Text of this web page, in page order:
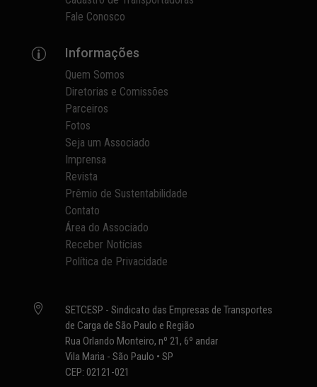
Fale Conosco
p Informações
Quem Somos
Diretorias e Comissões
Parceiros
Fotos
Seja um Associado
Imprensa
Revista
Prêmio de Sustentabilidade
Contato
Área do Associado
Receber Notícias
Política de Privacidade

SETCESP - Sindicato das Empresas de Transportes
de Carga de São Paulo e Região
Rua Orlando Monteiro, nº 21, 6º andar
Vila Maria - São Paulo • SP
CEP: 02121-021